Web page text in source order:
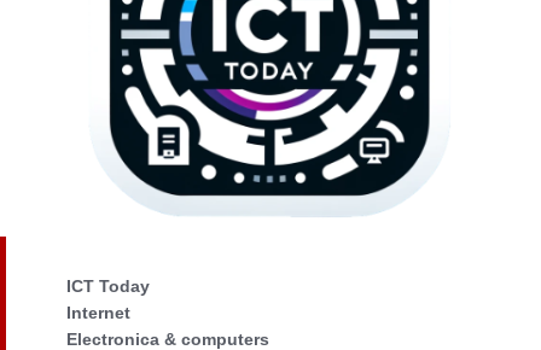
ICT Today
Internet
Electronica & computers